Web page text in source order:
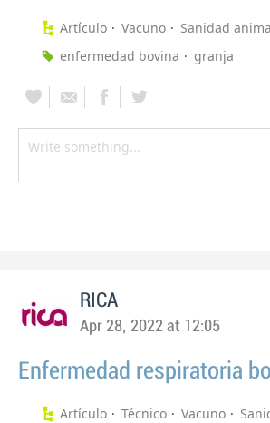
Artículo Vacuno
Sanidad
enfermedad bovina
granja
RICA
Apr 28, 2022 at 12:05
Enfermedad respiratoria
Artículo Técnico Vacuno